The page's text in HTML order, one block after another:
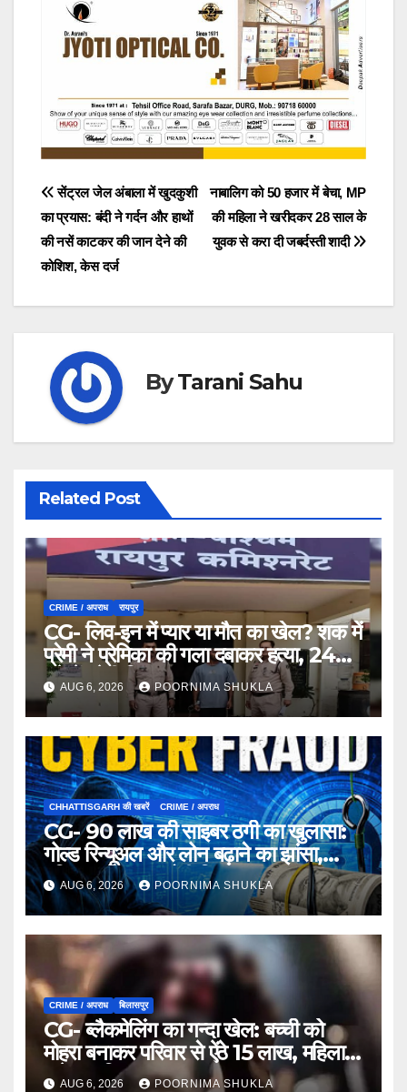
Post
navigation
नाबालिग को 50 हजार में बेचा, MP
की महिला ने खरीदकर 28 साल के
युवक से करा दी जबर्दस्ती शादी
सेंट्रल जेल अंबाला में खुदकुशी
का प्रयास: बंदी ने गर्दन और हाथों
की नसें काटकर की जान देने की
कोशिश, केस दर्ज
ByTarani Sahu
Related Post
CRIME / अपराध रायपुर
CG- लिव-इन में प्यार या मौत का खेल? शक में
प्रेमी ने प्रेमिका की गला दबाकर हत्या, 24
घंटे में प्रेमी गिरफ्तार…
AUG 6, 2026 POORNIMA SHUKLA
CHHATTISGARH की खबरें CRIME / अपराध
CG- 90 लाख की साइबर ठगी का खुलासा:
गोल्ड रिन्यूअल और लोन बढ़ाने का झांसा,
महिला समेत 3 आरोपी गिरफ्तार…
AUG 6, 2026 POORNIMA SHUKLA
CRIME / अपराध बिलासपुर
CG- ब्लैकमेलिंग का गन्दा खेल: बच्ची को
मोहरा बनाकर परिवार से ऐंठे 15 लाख, महिला
समेत 9 गिरफ्तार…
AUG 6, 2026 POORNIMA SHUKLA